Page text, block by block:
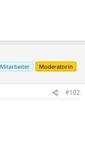
Mitarbeiter Moderatorin
#102